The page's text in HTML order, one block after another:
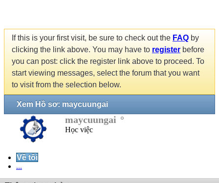
If this is your first visit, be sure to check out the FAQ by
clicking the link above. You may have to register before
you can post: click the register link above to proceed. To
start viewing messages, select the forum that you want
to visit from the selection below.
Xem Hồ sơ: maycuungai
maycuungai
Học việc
Về tôi
...